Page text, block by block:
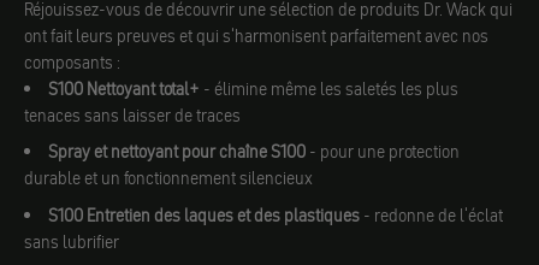
Réjouissez-vous de découvrir une sélection de produits Dr. Wack qui
ont fait leurs preuves et qui s'harmonisent parfaitement avec nos
composants :
S100 Nettoyant total+ - élimine même les saletés les plus
tenaces sans laisser de traces
Spray et nettoyant pour chaîne S100 - pour une protection
durable et un fonctionnement silencieux
S100 Entretien des laques et des plastiques - redonne de l'éclat
sans lubrifier